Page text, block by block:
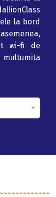
la bord
wi-fi de